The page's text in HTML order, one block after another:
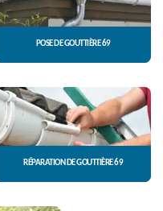
POSE DE GOUTTIÈRE 69
RÉPARATION DE GOUTTIÈRE 69